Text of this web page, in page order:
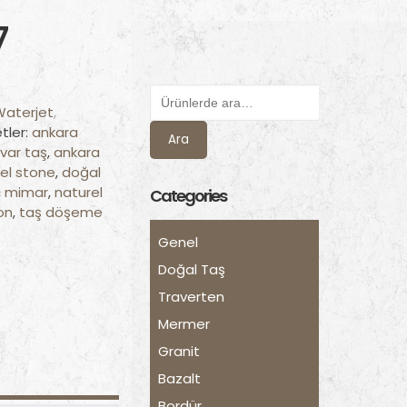
,
ankara
taş,ankara
stone,doğal
mimar,naturel
, taş döşeme
Ara
Categories
Genel
Doğal Taş
Traverten
Mermer
Granit
Bazalt